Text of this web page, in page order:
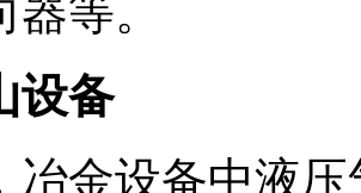
等。
设备
冶金设备中液